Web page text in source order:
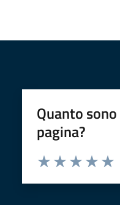
Quanto
pagina?
Valuta da 1 a 5 stelle la